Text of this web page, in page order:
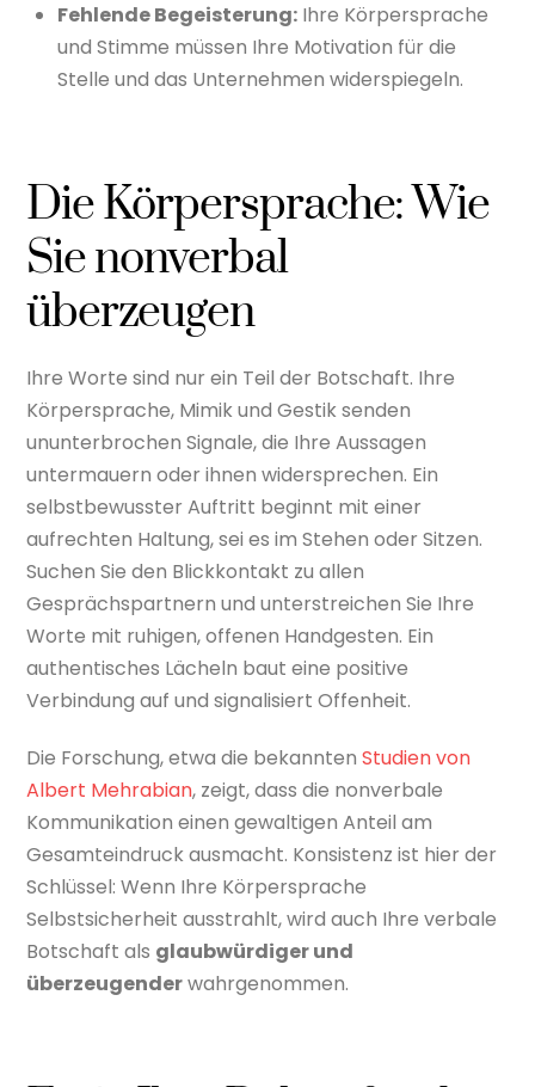
Fehlende Begeisterung: Ihre Körpersprache
und Stimme müssen Ihre Motivation für die
Stelle und das Unternehmen widerspiegeln.
Die Körpersprache: Wie
Sie nonverbal
überzeugen
Ihre Worte sind nur ein Teil der Botschaft. Ihre
Körpersprache, Mimik und Gestik senden
ununterbrochen Signale, die Ihre Aussagen
untermauern oder ihnen widersprechen. Ein
selbstbewusster Auftritt beginnt mit einer
aufrechten Haltung, sei es im Stehen oder Sitzen.
Suchen Sie den Blickkontakt zu allen
Gesprächspartnern und unterstreichen Sie Ihre
Worte mit ruhigen, offenen Handgesten. Ein
authentisches Lächeln baut eine positive
Verbindung auf und signalisiert Offenheit.
Die Forschung, etwa die bekanntenStudien von
Albert Mehrabian, zeigt, dass die nonverbale
Kommunikation einen gewaltigen Anteil am
Gesamteindruck ausmacht. Konsistenz ist hier der
Schlüssel: Wenn Ihre Körpersprache
Selbstsicherheit ausstrahlt, wird auch Ihre verbale
Botschaft als glaubwürdiger und
überzeugenderwahrgenommen.